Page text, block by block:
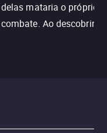
delas mataria o próprio
combate. Ao descobrir a